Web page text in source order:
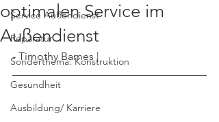
Service Außendienst
Reparatur
Sonderthema: Konstruktion
Gesundheit
Ausbildung/ Karriere
optimalen Service im
Außendienst
- Timothy Barnes |